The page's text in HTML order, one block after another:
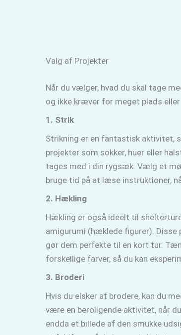
Valg af Projekter
Når du vælger, hvad du skal tage
og ikke kræver for meget plads
1. Strik
Strikning er en fantastisk aktivitet,
projekter som sokker, huer eller
tages med i din rygsæk. Vælg et
bruge tid på at læse instruktioner,
2. Hækling
Hækling er også ideelt til
amigurumi (hæklede figurer). Disse
gør dem perfekte til en kort tur.
forskellige farver, så du kan
3. Broderi
Hvis du elsker at brodere, kan du
være en beroligende aktivitet, når
endda et billede af den smukke